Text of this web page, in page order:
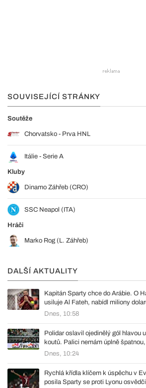
SOUVISEJÍCÍ STRÁNKY
Soutěže
Chorvatsko - Prva HNL
Itálie - Serie A
Kluby
Dinamo Záhřeb (CRO)
SSC Neapol (ITA)
Hráči
Marko Rog (L. Záhřeb)
DALŠÍ AKTUALITY
Kapitán Sparty chce do Arábie. O
usiluje Al Fateh, nabídl miliony
Dnes, 10:58
Polidar oslavil ojedinělý gól hlavou
koutů. Palici nemám úplně
Dnes, 10:24
Rychlá křídla klíčem k úspěchu v
posila Sparty se proti Lyonu